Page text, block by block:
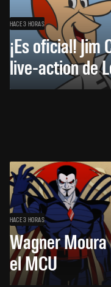
HACE 3 HORAS
¡Es oficial!
live-action de
HACE 3 HORAS
Wagner
el MCU